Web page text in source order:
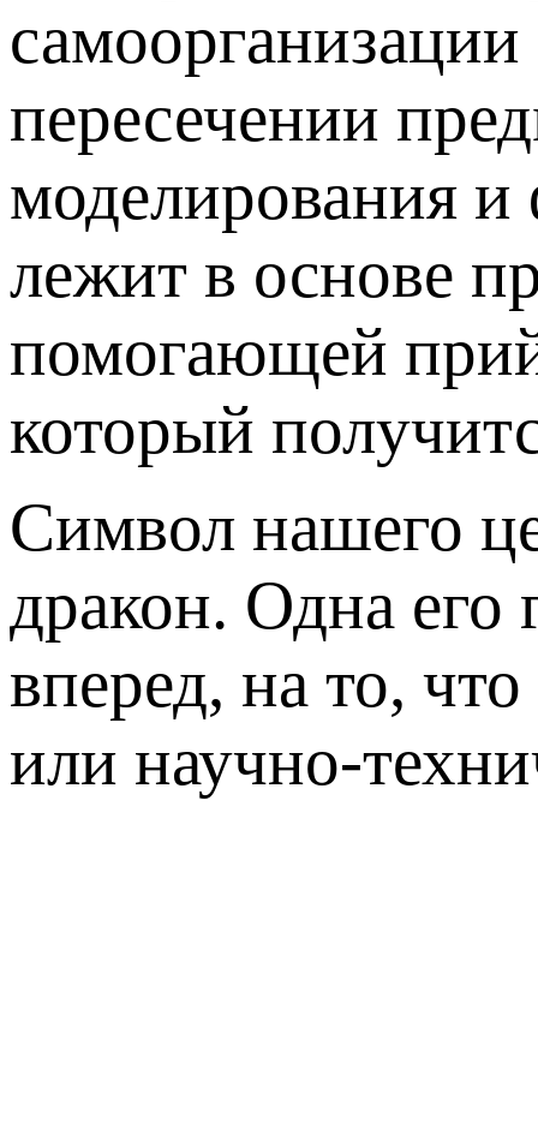
пересечении
моделирования и
лежит в основе
помогающей
который
Символ нашего
дракон. Одна его
вперед, на то,
или научно-